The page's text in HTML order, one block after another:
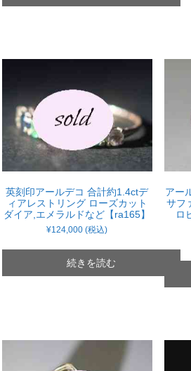
英刻印アールデコ 合計約1.4ctデ
ィアレストリング ローズカット
ダイア,エメラルドなど【ra165】
¥124,000 (税込)
続きを読む
アー
サフ
ロ